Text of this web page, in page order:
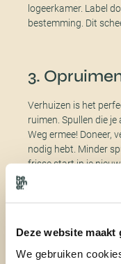
Deze website
We gebruiken
logeerkamer. Label
bestemming. Dit
3.
Verhuizen is het
ruimen. Spullen die
Weg ermee! Doneer,
nodig hebt. Minder
frisse start in je
optrommelt, zorg